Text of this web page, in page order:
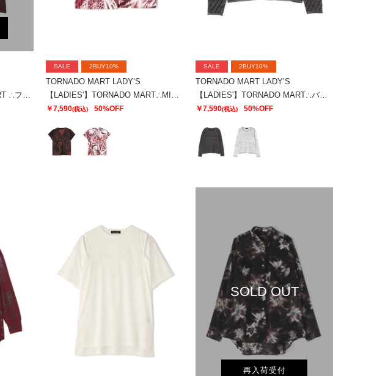
SALE 2BUY10%
TORNADO MART LADY’S
￥7,590(税込) 50%OFF
SALE 2BUY10%
TORNADO MART LADY’S
【LADIES'】TORNADO MART∴バイアスタッククルーネックニット
￥7,590(税込) 50%OFF
SOLD OUT
再入荷受付